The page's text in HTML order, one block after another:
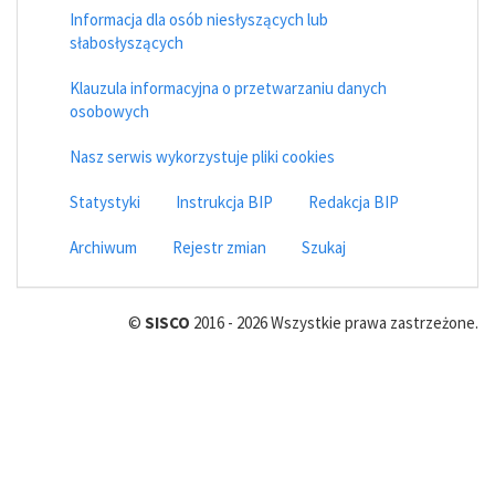
Informacja dla osób niesłyszących lub
słabosłyszących
Klauzula informacyjna o przetwarzaniu danych
osobowych
Nasz serwis wykorzystuje pliki cookies
Statystyki Instrukcja BIP Redakcja BIP
Archiwum Rejestr zmian Szukaj
© SISCO 2016 - 2026 Wszystkie prawa zastrzeżone.